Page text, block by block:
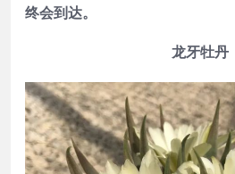
终会到达。
龙牙牡丹